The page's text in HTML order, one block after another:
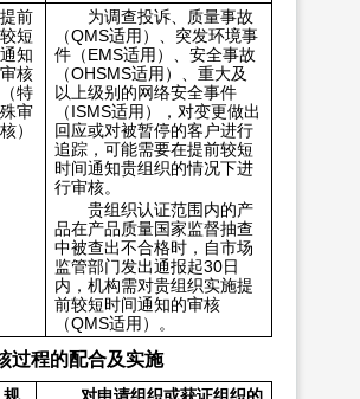
提前
较短
通知
审核
（特
殊审
核）
为调查投诉、质量事故
（QMS适用）、突发环境事
件（EMS适用）、安全事故
（OHSMS适用）、重大及
以上级别的网络安全事件
（ISMS适用），对变更做出
回应或对被暂停的客户进行
追踪，可能需要在提前较短
时间通知贵组织的情况下进
行审核。
贵组织认证范围内的产
品在产品质量国家监督抽查
中被查出不合格时，自市场
监管部门发出通报起30日
内，机构需对贵组织实施提
前较短时间通知的审核
（QMS适用）。
过程的配合及实施